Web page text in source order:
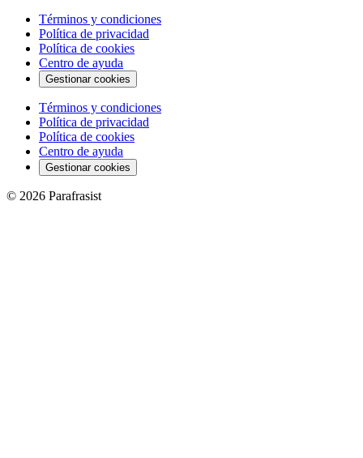
Términos y condiciones
Política de privacidad
Política de cookies
Centro de ayuda
Gestionar cookies
Términos y condiciones
Política de privacidad
Política de cookies
Centro de ayuda
Gestionar cookies
© 2026 Parafrasist